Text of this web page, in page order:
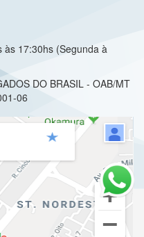
às 17:30hs (Segunda à
DO BRASIL - OAB/MT
06